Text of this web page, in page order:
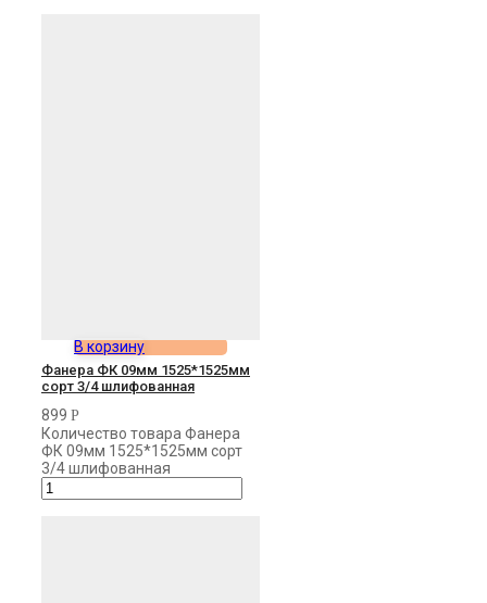
В корзину
Фанера ФК 09мм 1525*1525мм
сорт 3/4 шлифованная
899 Р
Количество товара Фанера
ФК 09мм 1525*1525мм сорт
3/4 шлифованная